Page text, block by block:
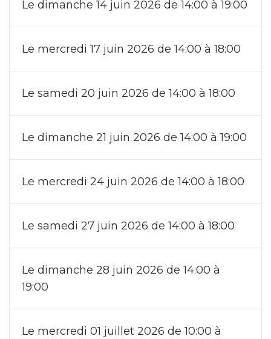
Le dimanche 14 juin 2026 de 14:00 à 19:00
Le mercredi 17 juin 2026 de 14:00 à 18:00
Le samedi 20 juin 2026 de 14:00 à 18:00
Le dimanche 21 juin 2026 de 14:00 à 19:00
Le mercredi 24 juin 2026 de 14:00 à 18:00
Le samedi 27 juin 2026 de 14:00 à 18:00
Le dimanche 28 juin 2026 de 14:00 à
19:00
Le mercredi 01 juillet 2026 de 10:00 à